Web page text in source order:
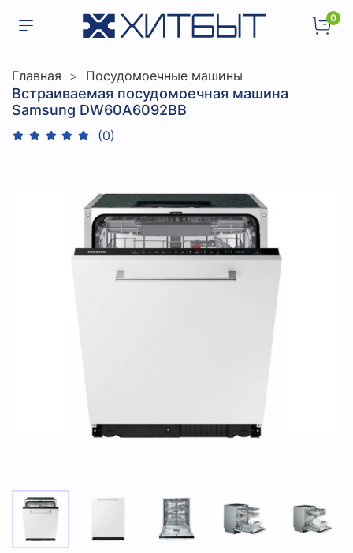
0
Главная Посудомоечные машины
Встраиваемая посудомоечная машина
Samsung DW60A6092BB
(0)